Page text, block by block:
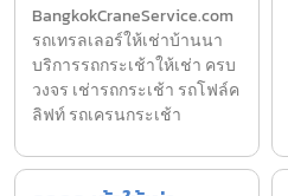
BangkokCraneService.com
รถเทรลเลอร์ให้เช่าบ้านนา
บริการรถกระเช้าให้เช่า ครบ
วงจร เช่ารถกระเช้า รถโฟล์ค
ลิฟท์ รถเครนกระเช้า